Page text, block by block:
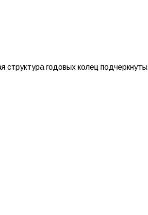
структура годовых колец подчеркнуты